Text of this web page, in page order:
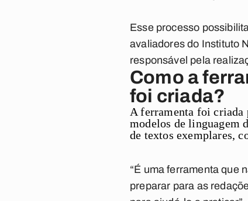
Esse processo
avaliadores do Instituto
responsável pela
Como a
foi criada?
A ferramenta foi
modelos de linguagem
de textos exemplares,
“É uma ferramenta que
preparar para as